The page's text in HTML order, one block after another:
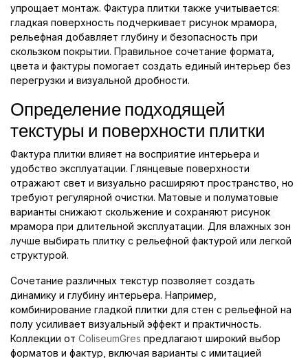
упрощает монтаж. Фактура плитки также учитывается:
гладкая поверхность подчеркивает рисунок мрамора,
рельефная добавляет глубину и безопасность при
скользком покрытии. Правильное сочетание формата,
цвета и фактуры помогает создать единый интерьер без
перегрузки и визуальной дробности.
Определение подходящей
текстуры и поверхности плитки
Фактура плитки влияет на восприятие интерьера и
удобство эксплуатации. Глянцевые поверхности
отражают свет и визуально расширяют пространство, но
требуют регулярной очистки. Матовые и полуматовые
варианты снижают скольжение и сохраняют рисунок
мрамора при длительной эксплуатации. Для влажных зон
лучше выбирать плитку с рельефной фактурой или легкой
структурой.
Сочетание различных текстур позволяет создать
динамику и глубину интерьера. Например,
комбинирование гладкой плитки для стен с рельефной на
полу усиливает визуальный эффект и практичность.
Коллекции от ColiseumGres предлагают широкий выбор
форматов и фактур, включая варианты с имитацией